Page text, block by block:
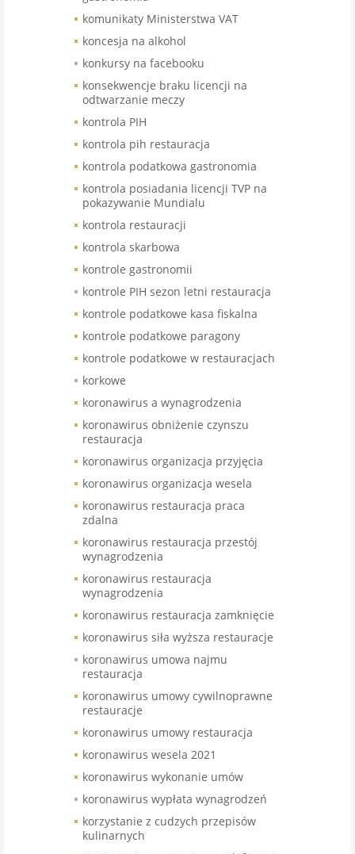
komunikaty Ministerstwa VAT
koncesja na alkohol
konkursy na facebooku
konsekwencje braku licencji na
odtwarzanie meczy
kontrola PIH
kontrola pih restauracja
kontrola podatkowa gastronomia
kontrola posiadania licencji TVP na
pokazywanie Mundialu
kontrola restauracji
kontrola skarbowa
kontrole gastronomii
kontrole PIH sezon letni restauracja
kontrole podatkowe kasa fiskalna
kontrole podatkowe paragony
kontrole podatkowe w restauracjach
korkowe
koronawirus a wynagrodzenia
koronawirus obniżenie czynszu
restauracja
koronawirus organizacja przyjęcia
koronawirus organizacja wesela
koronawirus restauracja praca
zdalna
koronawirus restauracja przestój
wynagrodzenia
koronawirus restauracja
wynagrodzenia
koronawirus restauracja zamknięcie
koronawirus siła wyższa restauracje
koronawirus umowa najmu
restauracja
koronawirus umowy cywilnoprawne
restauracje
koronawirus umowy restauracja
koronawirus wesela 2021
koronawirus wykonanie umów
koronawirus wypłata wynagrodzeń
korzystanie z cudzych przepisów
kulinarnych